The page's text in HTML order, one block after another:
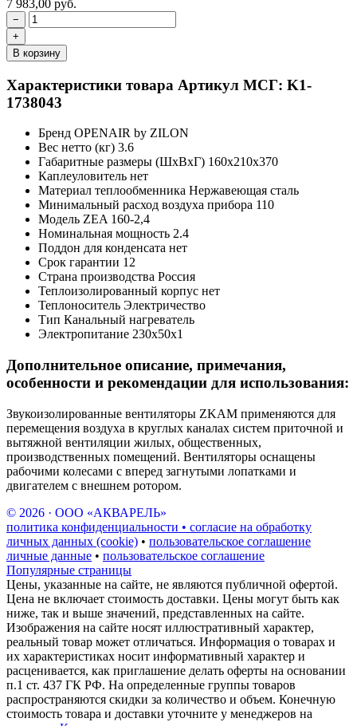
7 983,00 руб.
−
+
В корзину
Характеристики товара Артикул МСГ: K1-
1738043
Бренд OPENAIR by ZILON
Вес нетто (кг) 3.6
Габаритные размеры (ШxВxГ) 160x210x370
Каплеуловитель нет
Материал теплообменника Нержавеющая сталь
Минимальный расход воздуха прибора 110
Модель ZEA 160-2,4
Номинальная мощность 2.4
Поддон для конденсата нет
Срок гарантии 12
Страна производства Россия
Теплоизолированный корпус нет
Теплоноситель Электричество
Тип Канальный нагреватель
Электропитание 230x50x1
Дополнительное описание, примечания,
особенности и рекомендации для использования:
Звукоизолированные вентиляторы ZKAM применяются для
перемещения воздуха в круглых каналах систем приточной и
вытяжной вентиляции жилых, общественных,
производственных помещений. Вентиляторы оснащены
рабочими колесами с вперед загнутыми лопатками и
двигателем с внешнем ротором.
© 2026 · ООО «АКВАРЕЛЬ»
политика конфиденциальности • согласие на обработку
личных данных (cookie) • пользовательское соглашение
личные данные • пользовательское соглашение
Популярные страницы
Цены, указанные на сайте, не являются публичной офертой.
Цена не включает стоимость доставки. Цены могут быть как
ниже, так и выше значений, представленных на сайте.
Изображения на сайте носят иллюстративный характер,
реальный товар может отличаться. Информация о товарах и
их характеристиках носит информативный характер и
расценивается, как приглашение делать оферты на основании
п.1 ст. 437 ГК РФ. На определенные группы товаров
распространяются скидки за количество и объем. Конечную
стоимость товара и доставки уточните у менеджеров на